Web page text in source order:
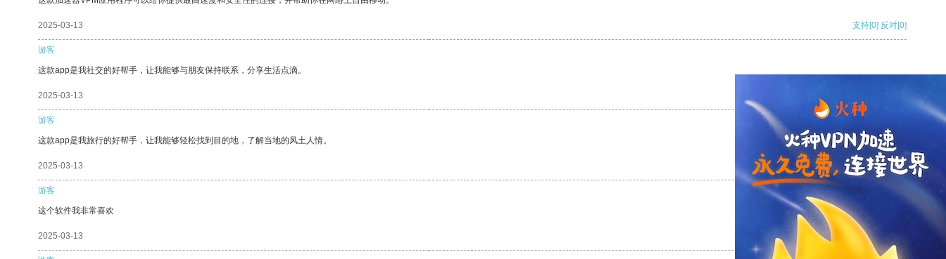
2025-03-13 支持[0] 反对[0]
游客
这款app是我社交的好帮手，让我能够与朋友保持联系，分享生活点滴。
2025-03-13
游客
这款app是我旅行的好帮手，让我能够轻松找到目的地，了解当地的风土人情。
2025-03-13 支持 [0] 反对[0]
游客
这个软件我非常喜欢
2025-03-13 支持[0] 反对